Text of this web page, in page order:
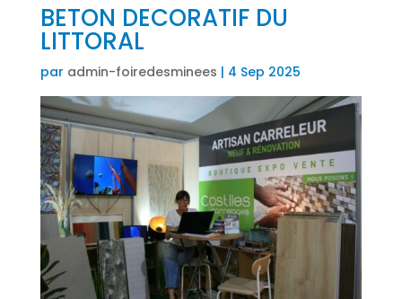
BETON DECORATIF DU
LITTORAL
par admin-foiredesminees | 4 Sep 2025